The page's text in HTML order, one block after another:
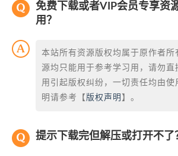
免费下载或者VIP会员专享资
用？
本站所有资源版权均属于原作者所
源均只能用于参考学习用，请勿直
用引起版权纠纷，一切责任均由使
明请参考【 版权声明 】。
提示下载完但解压或打开不了